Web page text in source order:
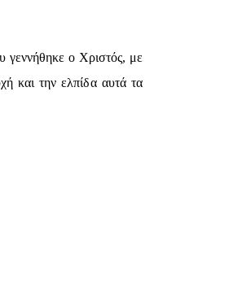
γεννήθηκε ο Χριστός, με
και την ελπίδα αυτά τα